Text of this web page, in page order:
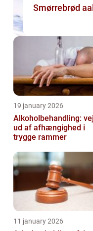
Smørrebrød
19 january 2026
Alkoholbehandling:
ud af afhængighed i
trygge rammer
11 january 2026